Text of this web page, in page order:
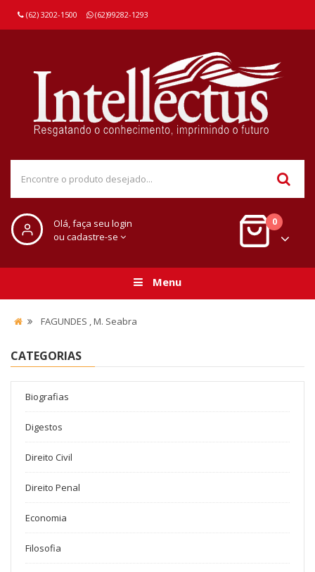
(62) 3202-1500 (62)99282-1293
Olá, faça seu login
ou cadastre-se
0
Menu
FAGUNDES , M. Seabra
CATEGORIAS
Biografias
Digestos
Direito Civil
Direito Penal
Economia
Filosofia